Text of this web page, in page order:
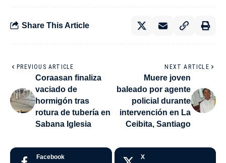
Share This Article
PREVIOUS ARTICLE
Coraasan finaliza
vaciado de
hormigón tras
rotura de tubería en
Sabana Iglesia
NEXT ARTICLE
Muere joven
baleado por agente
policial durante
intervención en La
Ceibita, Santiago
Facebook X